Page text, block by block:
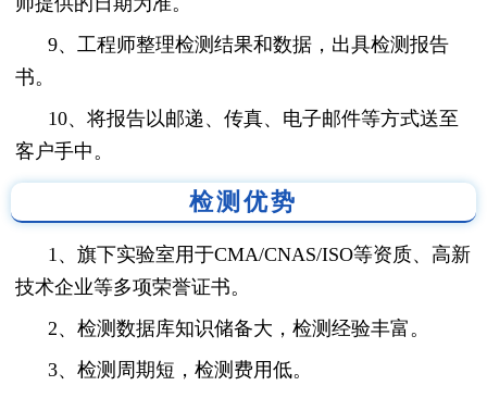
9、工程师整理检测结果和数据，出具检测报告
书。
10、将报告以邮递、传真、电子邮件等方式送至
客户手中。
检测优势
1、旗下实验室用于CMA/CNAS/ISO等资质、高新
技术企业等多项荣誉证书。
2、检测数据库知识储备大，检测经验丰富。
3、检测周期短，检测费用低。